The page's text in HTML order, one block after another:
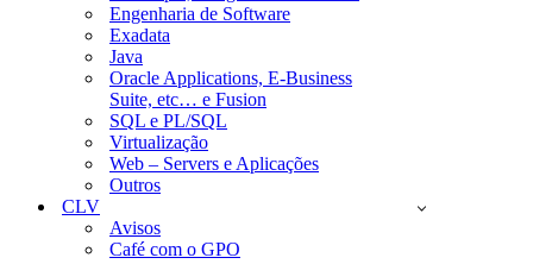
Engenharia de Software
Exadata
Java
Oracle Applications, E-Business
Suite, etc… e Fusion
SQL e PL/SQL
Virtualização
Web – Servers e Aplicações
Outros
CLV
Avisos
Café com o GPO